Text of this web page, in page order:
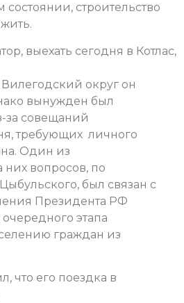
состоянии, строительство
выехать сегодня в Котлас,
округ он
вынужден был
за совещаний
требующих личного
Один из
них вопросов, по
был связан с
Президента РФ
этапа
граждан из
что его поездка в